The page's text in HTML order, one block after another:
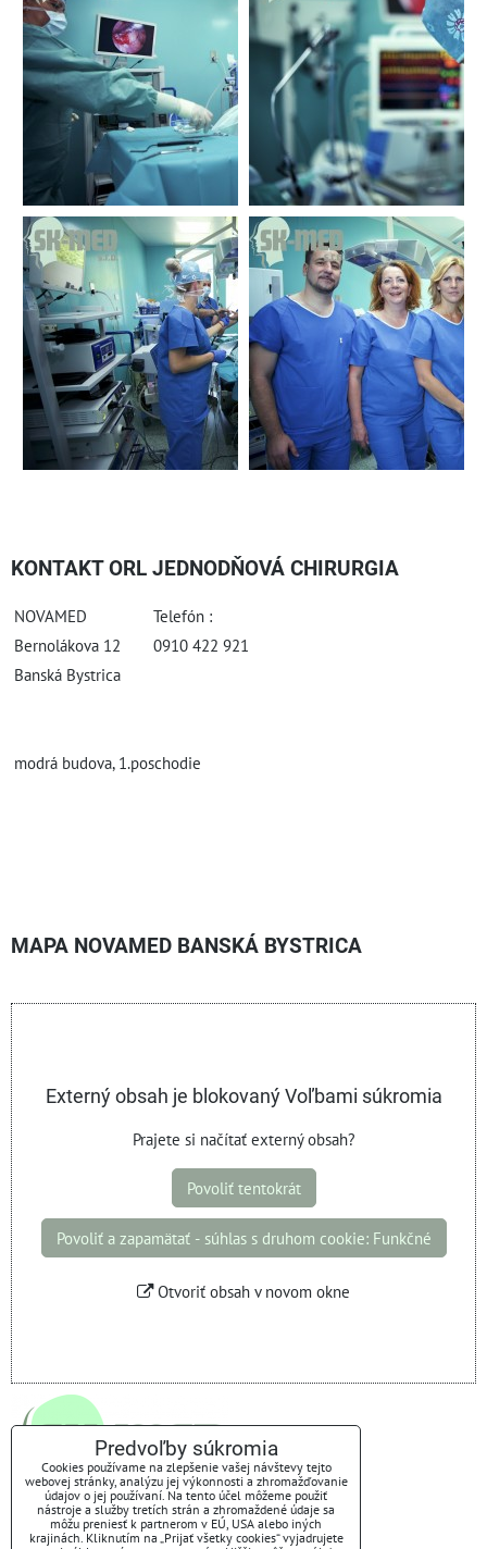
KONTAKT ORL JEDNODŇOVÁ CHIRURGIA
NOVAMED
Telefón :
Bernolákova 12
0910 422 921
Banská Bystrica
modrá budova, 1.poschodie
MAPA NOVAMED BANSKÁ BYSTRICA
Externý obsah je blokovaný Voľbami súkromia
Prajete si načítať externý obsah?
Povoliť tentokrát
Povoliť a zapamätať - súhlas s druhom cookie: Funkčné
Otvoriť obsah v novom okne
Predvoľby súkromia
Cookies používame na zlepšenie vašej návštevy tejto
webovej stránky, analýzu jej výkonnosti a zhromažďovanie
údajov o jej používaní. Na tento účel môžeme použiť
nástroje a služby tretích strán a zhromaždené údaje sa
môžu preniesť k partnerom v EÚ, USA alebo iných
krajinách. Kliknutím na „Prijať všetky cookies“ vyjadrujete